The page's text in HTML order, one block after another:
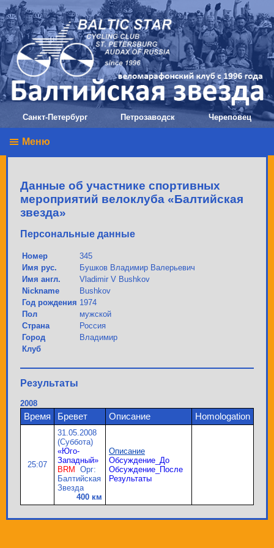
Санкт-Петербург Петрозаводск Череповец
Меню
Данные об участнике спортивных
мероприятий велоклуба «Балтийская
звезда»
Персональные данные
Номер
345
Имя рус.
Бушков Владимир Валерьевич
Имя англ.
Vladimir V Bushkov
Nickname
Bushkov
Год рождения 1974
Пол
мужской
Страна
Россия
Город
Владимир
Клуб
Результаты
2008
Время Бревет Описание Homologation
25:07
31.05.2008
(Суббота)
«Юго-
Западный»
BRM
Орг:
Балтийская
Звезда
400 км
Описание
Обсуждение_До
Обсуждение_После
Результаты